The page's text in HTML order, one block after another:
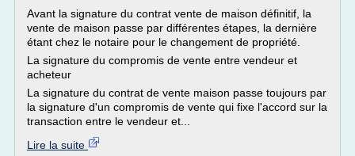
Avant la signature du contrat vente de maison définitif, la
vente de maison passe par différentes étapes, la dernière
étant chez le notaire pour le changement de propriété.
La signature du compromis de vente entre vendeur et
acheteur
La signature du contrat de vente maison passe toujours par
la signature d'un compromis de vente qui fixe l'accord sur la
transaction entre le vendeur et...
Lire la suite